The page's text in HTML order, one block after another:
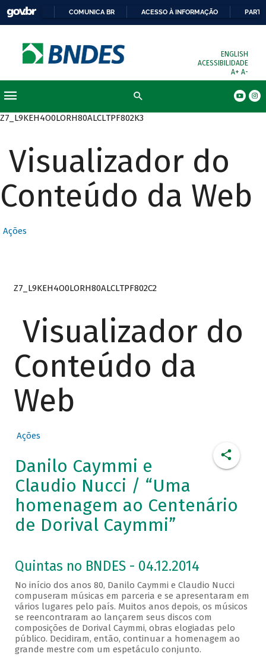
COMUNICA BR ACESSO À INFORMAÇÃO
ENGLISH
ACESSIBILIDADE
A+ A-
Z7_L9KEH4O0LORH80ALCLTPF802K3
Visualizador do
Conteúdo da Web
Ações
Z7_L9KEH4O0LORH80ALCLTPF802C2
Visualizador do
Conteúdo da
Web
Ações
Danilo Caymmi e
Claudio Nucci / “Uma
homenagem ao Centenário
de Dorival Caymmi”
Quintas no BNDES - 04.12.2014
No início dos anos 80, Danilo Caymmi e Claudio Nucci
compuseram músicas em parceria e se apresentaram em
vários lugares pelo país. Muitos anos depois, os músicos
se reencontraram ao lançarem seus discos com
composições de Dorival Caymmi, obras elogiadas pelo
público. Decidiram, então, continuar a homenagem ao
grande mestre com um espetáculo conjunto.